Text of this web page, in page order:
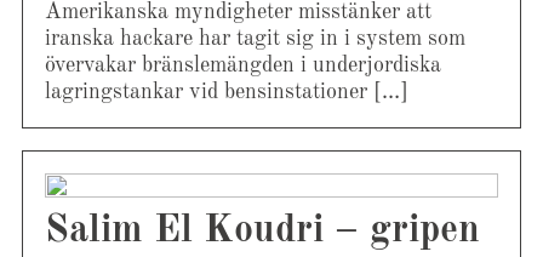
Amerikanska myndigheter misstänker att
iranska hackare har tagit sig in i system som
övervakar bränslemängden i underjordiska
lagringstankar vid bensinstationer […]
Salim El Koudri – gripen